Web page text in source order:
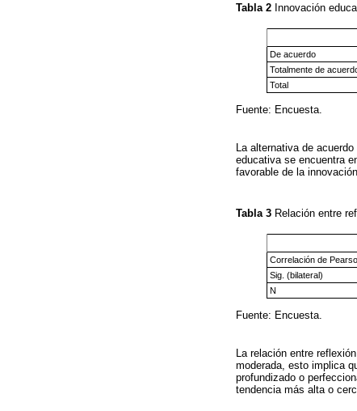
Tabla 2 Innovación
De acuerdo
Totalmente de
Total
Fuente: Encuesta.
La alternativa de
educativa se encuentra
favorable de la
Tabla 3 Relación entre
Correlación de
Sig. (bilateral)
N
Fuente: Encuesta.
La relación entre
moderada, esto implica
profundizado o
tendencia más alta o